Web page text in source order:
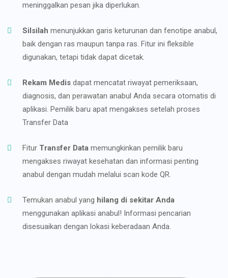
meninggalkan pesan jika diperlukan.
Silsilah menunjukkan garis keturunan dan fenotipe anabul,
baik dengan ras maupun tanpa ras. Fitur ini fleksible
digunakan, tetapi tidak dapat dicetak.
Rekam Medis dapat mencatat riwayat pemeriksaan,
diagnosis, dan perawatan anabul Anda secara otomatis di
aplikasi. Pemilik baru apat mengakses setelah proses
Transfer Data
Fitur Transfer Data memungkinkan pemilik baru
mengakses riwayat kesehatan dan informasi penting
anabul dengan mudah melalui scan kode QR.
Temukan anabul yang hilang di sekitar Anda
menggunakan aplikasi anabul! Informasi pencarian
disesuaikan dengan lokasi keberadaan Anda.